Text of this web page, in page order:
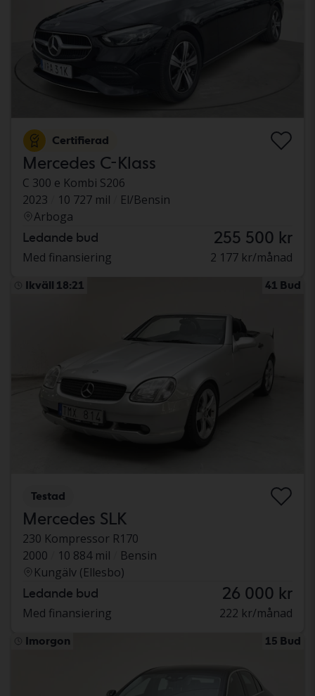
Certifierad
Mercedes C-Klass
C 300 e Kombi S206
2023
10 727 mil
El/Bensin
Arboga
Ledande bud 255 500 kr
Med finansiering 2 177 kr/månad
Ikväll 18:21 41 Bud
Testad
Mercedes SLK
230 Kompressor R170
2000
10 884 mil
Bensin
Kungälv (Ellesbo)
Ledande bud 26 000 kr
Med finansiering 222 kr/månad
Imorgon 15 Bud